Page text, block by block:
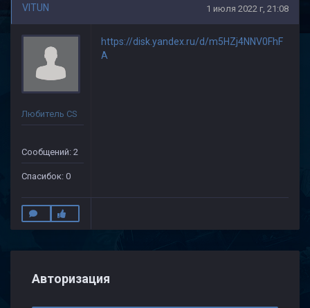
VITUN 1 июля 2022 г, 21:08
Любитель CS
Сообщений: 2
Спасибок: 0
https://disk.yandex.ru/d/m5HZj4NNV0FhF
A
Авторизация